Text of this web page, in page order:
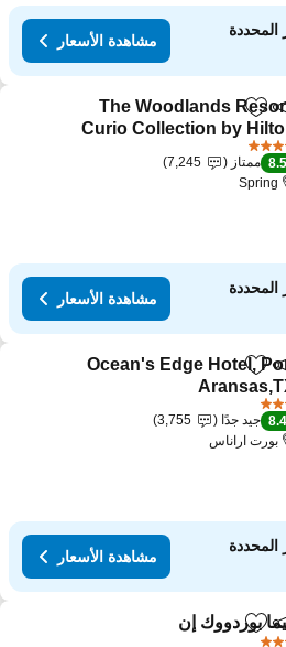
مشاهدة الأسعار
Add to favorites
The Woodlands
Curio Collection by
الأسعار
ممتاز
7,245
Spring
مشاهدة الأسعار
Add to favorites
Ocean's Edge Hotel,
الأسعار
جيد جدًا
3,755
بورت اراناس
مشاهدة الأسعار
Add to favorites
بوردووك إن